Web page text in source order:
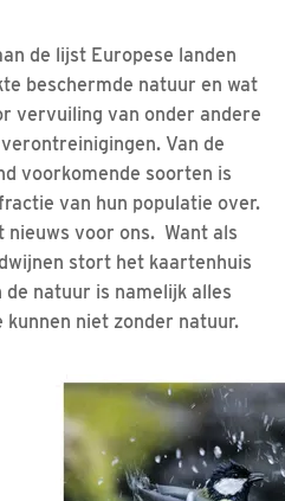
de lijst Europese landen
beschermde natuur en wat
vervuiling van onder andere
Van de
voorkomende soorten is
van hun populatie over.
nieuws voor ons. Want als
stort het kaartenhuis
natuur is namelijk alles
kunnen niet zonder natuur.